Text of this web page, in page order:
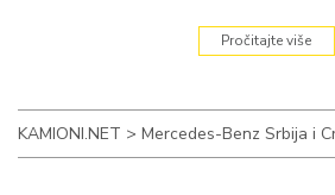
Pročitajte više
KAMIONI.NET > Mercedes-Benz Srbija i